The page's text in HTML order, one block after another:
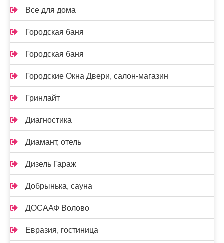
Все для дома
Городская баня
Городская баня
Городские Окна Двери, салон-магазин
Гринлайт
Диагностика
Диамант, отель
Дизель Гараж
Добрынька, сауна
ДОСААФ Волово
Евразия, гостиница